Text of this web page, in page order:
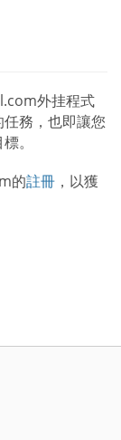
外挂程式
務，也即讓您
。
的註冊 ，以獲